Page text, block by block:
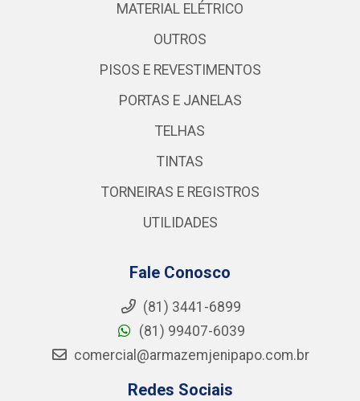
MATERIAL ELÉTRICO
OUTROS
PISOS E REVESTIMENTOS
PORTAS E JANELAS
TELHAS
TINTAS
TORNEIRAS E REGISTROS
UTILIDADES
Fale Conosco
(81) 3441-6899
(81) 99407-6039
comercial@armazemjenipapo.com.br
Redes Sociais